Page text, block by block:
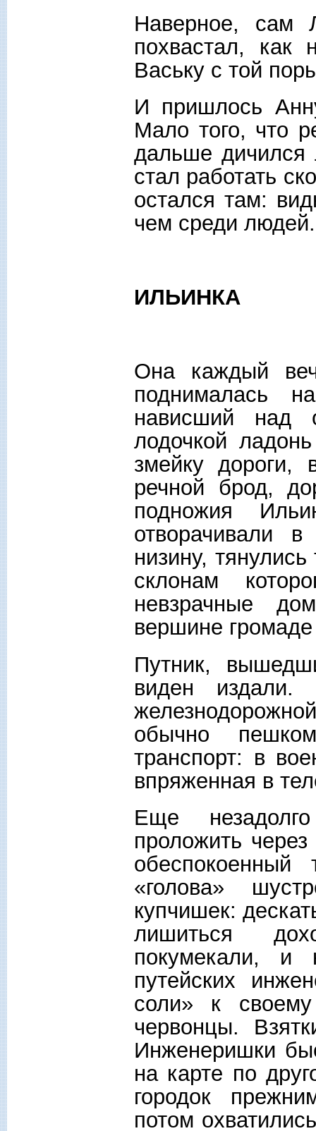
Наверное, сам
похвастал,
Ваську с той
И пришлось
Мало того, что
дальше дичился
стал работать
остался там:
чем среди
ИЛЬИНКА
Она каждый
поднималась
нависший над
лодочкой
змейку дороги,
речной брод,
подножия
отворачивали
низину,
склонам
невзрачные
вершине громаде
Путник,
виден
обычно
транспорт: в
впряженная в
Еще
проложить
обеспокоенный
«голова»
купчишек:
лишиться
покумекали, и
путейских
соли» к
червонцы.
Инженеришки
на карте по
городок
потом